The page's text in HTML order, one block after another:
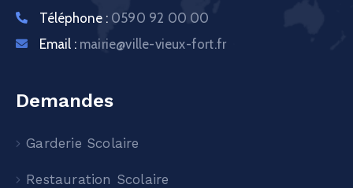
Téléphone : 0590 92 00 00
Email : mairie@ville-vieux-fort.fr
Demandes
Garderie Scolaire
Restauration Scolaire